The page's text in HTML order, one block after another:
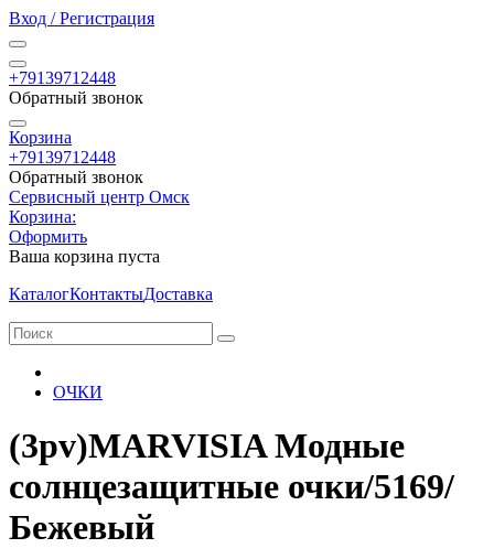
Вход / Регистрация
+79139712448
Обратный звонок
Корзина
+79139712448
Обратный звонок
Сервисный центр Омск
Корзина:
Оформить
Ваша корзина пуста
КаталогКонтактыДоставка
ОЧКИ
(3pv)MARVISIA Модные
солнцезащитные очки/5169/
Бежевый